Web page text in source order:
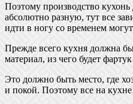
Поэтому производство
абсолютно разную, тут все
идти в ногу со временем
Прежде всего кухня должна
материал, из чего будет
Это должно быть место, где
и покой. Поэтому все на